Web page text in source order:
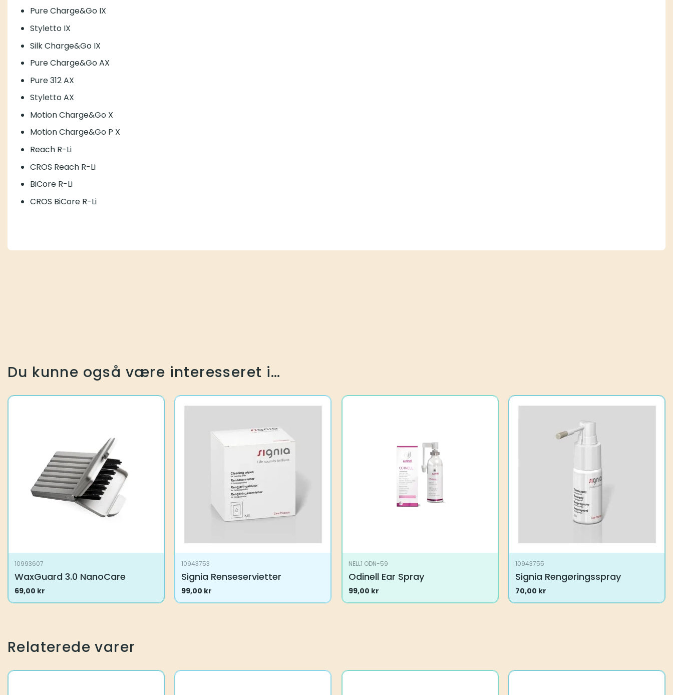
Pure Charge&Go IX
Styletto IX
Silk Charge&Go IX
Pure Charge&Go AX
Pure 312 AX
Styletto AX
Motion Charge&Go X
Motion Charge&Go P X
Reach R-Li
CROS Reach R-Li
BiCore R-Li
CROS BiCore R-Li
Du kunne også være interesseret i…
10993607
WaxGuard 3.0 NanoCare
69,00 kr
10943753
Signia Renseservietter
99,00 kr
NELL1 ODN-59
Odinell Ear Spray
99,00 kr
10943755
Signia Rengøringsspray
70,00 kr
Relaterede varer